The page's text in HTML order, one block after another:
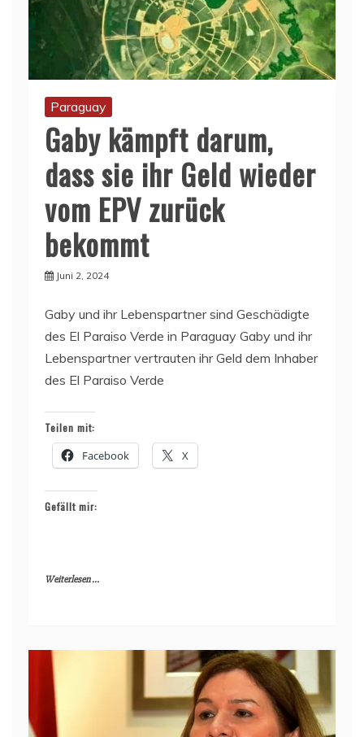
Paraguay
Gaby kämpft darum,
dass sie ihr Geld wieder
vom EPV zurück
bekommt
Juni 2, 2024
Gaby und ihr Lebenspartner sind Geschädigte
des El Paraiso Verde in Paraguay Gaby und ihr
Lebenspartner vertrauten ihr Geld dem Inhaber
des El Paraiso Verde
Teilen mit:
Facebook X
Gefällt mir:
Weiterlesen ...